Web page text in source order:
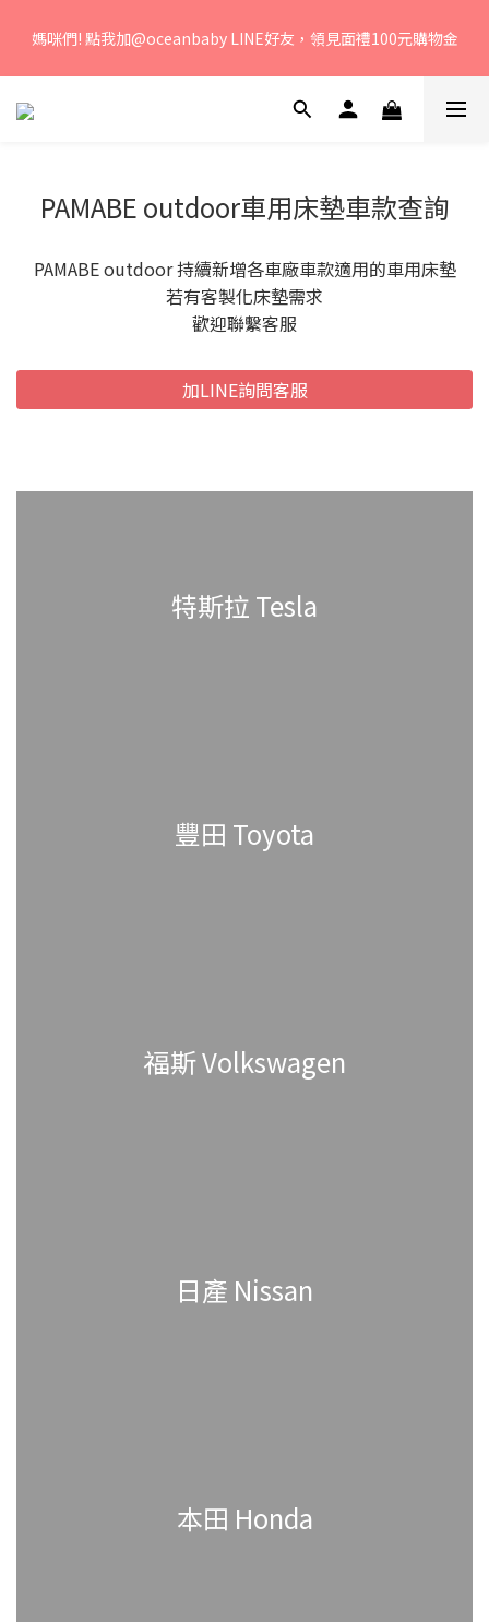
間：周一至周五 早上9點 至 下午6點。
媽咪們! 點我加@oceanbaby LINE好友，領見面禮100元購物金
若您有任何問題、歡迎聯絡客服專線：04-2382-6878，服務時
PAMABE outdoor車用床墊車款查詢
PAMABE outdoor 持續新增各車廠車款適用的車用床墊
若有客製化床墊需求
歡迎聯繫客服
加LINE詢問客服
特斯拉 Tesla
豐田 Toyota
福斯 Volkswagen
日產 Nissan
本田 Honda